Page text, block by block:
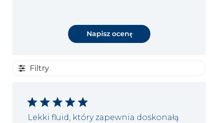
Napisz ocenę
Filtry
Lekki fluid, który zapewnia doskonałą